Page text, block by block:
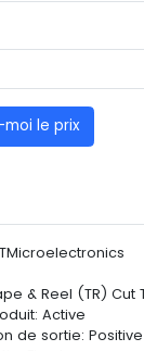
le prix
& Reel (TR)
Active
de sortie: Positive